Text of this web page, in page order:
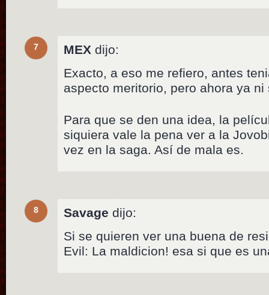
7 MEX dijo:
Exacto, a eso me refiero, antes
aspecto meritorio, pero ahora ya ni
Para que se den una idea, la
siquiera vale la pena ver a la
vez en la saga. Así de mala es.
8 Savage dijo:
Si se quieren ver una buena de
Evil: La maldicion! esa si que es